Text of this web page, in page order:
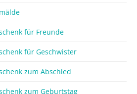
für Freunde
für Geschwister
zum Abschied
zum Geburtstag